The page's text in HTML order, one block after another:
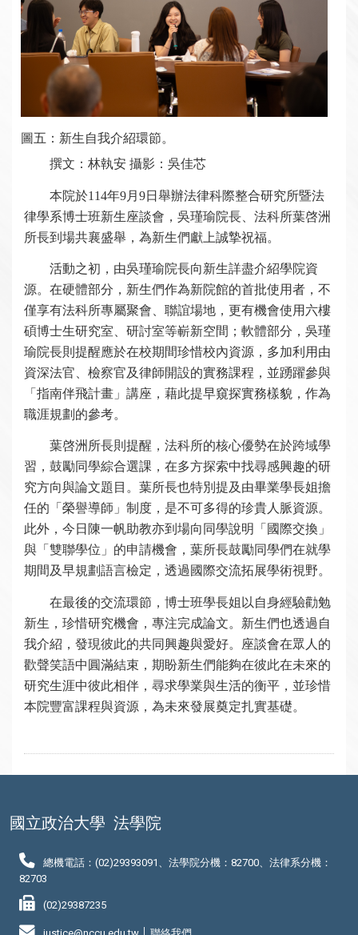
圖五：新生自我介紹環節。
撰文：林執安 攝影：吳佳芯
本院於114年9月9日舉辦法律科際整合研究所暨法
律學系博士班新生座談會，吳瑾瑜院長、法科所葉啓洲
所長到場共襄盛舉，為新生們獻上誠摯祝福。
活動之初，由吳瑾瑜院長向新生詳盡介紹學院資
源。在硬體部分，新生們作為新院館的首批使用者，不
僅享有法科所專屬聚會、聯誼場地，更有機會使用六樓
碩博士生研究室、研討室等嶄新空間；軟體部分，吳瑾
瑜院長則提醒應於在校期間珍惜校內資源，多加利用由
資深法官、檢察官及律師開設的實務課程，並踴躍參與
「指南伴飛計畫」講座，藉此提早窺探實務樣貌，作為
職涯規劃的參考。
葉啓洲所長則提醒，法科所的核心優勢在於跨域學
習，鼓勵同學綜合選課，在多方探索中找尋感興趣的研
究方向與論文題目。葉所長也特別提及由畢業學長姐擔
任的「榮譽導師」制度，是不可多得的珍貴人脈資源。
此外，今日陳一帆助教亦到場向同學說明「國際交換」
與「雙聯學位」的申請機會，葉所長鼓勵同學們在就學
期間及早規劃語言檢定，透過國際交流拓展學術視野。
在最後的交流環節，博士班學長姐以自身經驗勸勉
新生，珍惜研究機會，專注完成論文。新生們也透過自
我介紹，發現彼此的共同興趣與愛好。座談會在眾人的
歡聲笑語中圓滿結束，期盼新生們能夠在彼此在未來的
研究生涯中彼此相伴，尋求學業與生活的衡平，並珍惜
本院豐富課程與資源，為未來發展奠定扎實基礎。
國立政治大學 法學院
總機電話：(02)29393091、法學院分機：82700、法律系分機：
82703
(02)29387235